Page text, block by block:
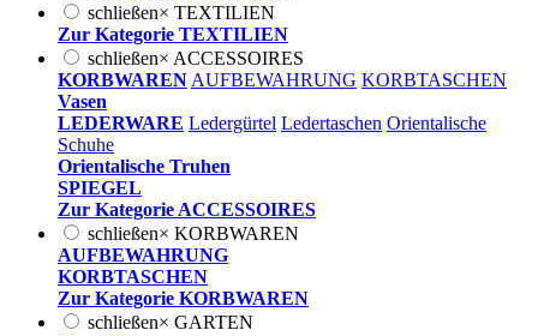
schließen× TEXTILIEN
Zur Kategorie TEXTILIEN
schließen× ACCESSOIRES
KORBWAREN AUFBEWAHRUNG KORBTASCHEN
Vasen
LEDERWARE Ledergürtel Ledertaschen Orientalische
Schuhe
Orientalische Truhen
SPIEGEL
Zur Kategorie ACCESSOIRES
schließen× KORBWAREN
AUFBEWAHRUNG
KORBTASCHEN
Zur Kategorie KORBWAREN
schließen× GARTEN